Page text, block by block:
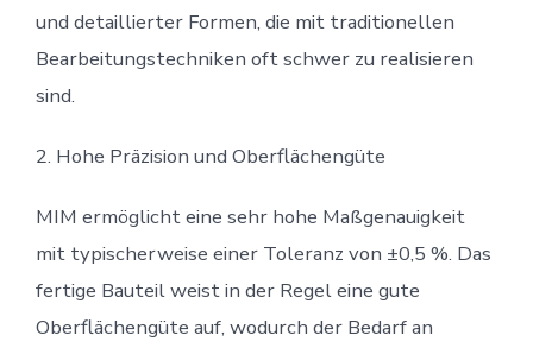
und detaillierter Formen, die mit traditionellen
Bearbeitungstechniken oft schwer zu realisieren
sind.
2. Hohe Präzision und Oberflächengüte
MIM ermöglicht eine sehr hohe Maßgenauigkeit
mit typischerweise einer Toleranz von ±0,5 %. Das
fertige Bauteil weist in der Regel eine gute
Oberflächengüte auf, wodurch der Bedarf an